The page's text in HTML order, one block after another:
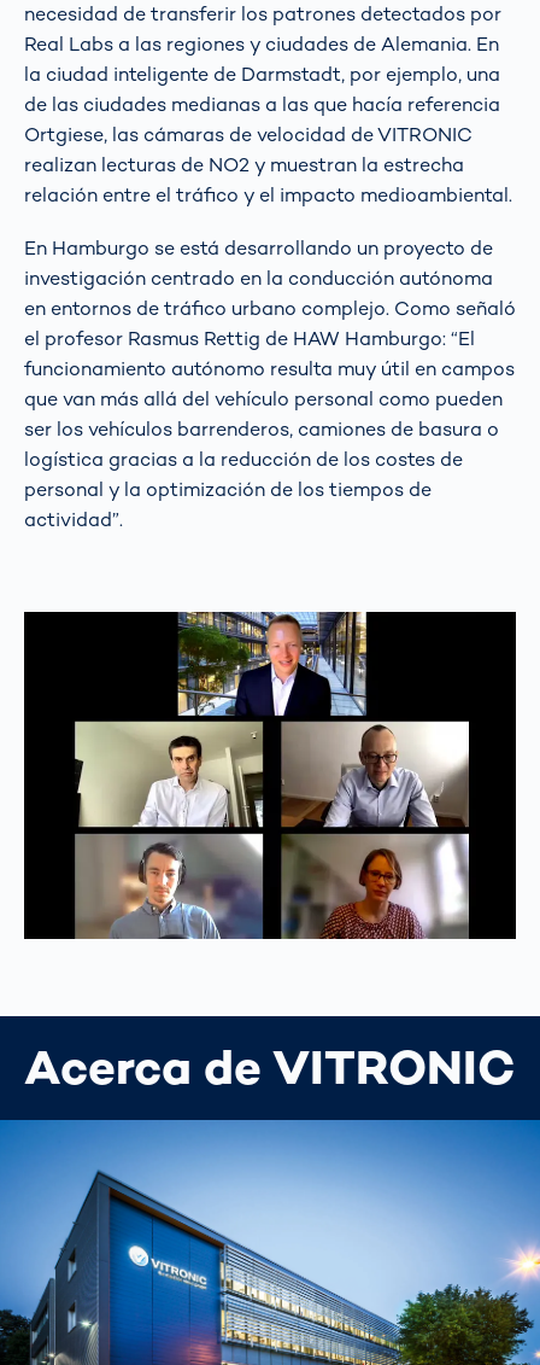
necesidad de transferir los patrones detectados por
Real Labs a las regiones y ciudades de Alemania. En
la ciudad inteligente de Darmstadt, por ejemplo, una
de las ciudades medianas a las que hacía referencia
Ortgiese, las cámaras de velocidad de VITRONIC
realizan lecturas de NO2 y muestran la estrecha
relación entre el tráfico y el impacto medioambiental.
En Hamburgo se está desarrollando un proyecto de
investigación centrado en la conducción autónoma
en entornos de tráfico urbano complejo. Como señaló
el profesor Rasmus Rettig de HAW Hamburgo: “El
funcionamiento autónomo resulta muy útil en campos
que van más allá del vehículo personal como pueden
ser los vehículos barrenderos, camiones de basura o
logística gracias a la reducción de los costes de
personal y la optimización de los tiempos de
actividad”.
Acerca de VITRONIC